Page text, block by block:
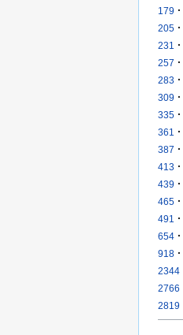
179 ·
205 ·
231
·
257 ·
283 ·
309 ·
335 ·
361
·
387 ·
413 ·
439 ·
465 ·
491
·
654 ·
918 ·
2344
2766
2819